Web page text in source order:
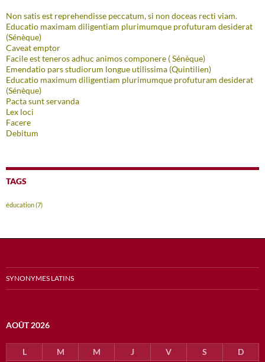
Non satis est reprehendisse peccatum, si non doceas recti viam.
Educatio maximam diligentiam plurimumque profuturam desiderat
(Sénèque)
Caveat emptor
Facile est teneros adhuc animos componere ( Sénèque)
Emendatio pars studiorum longue utilissima (Quintilien)
Educatio maximum diligentiam plurimumque profuturam desiderat
(Sénèque)
Pacta sunt servanda
Lex loci
Facere
Debitum
TAGS
éducation(7)
SYNONYMES LATINS
AOÛT 2026
L M M J V S D